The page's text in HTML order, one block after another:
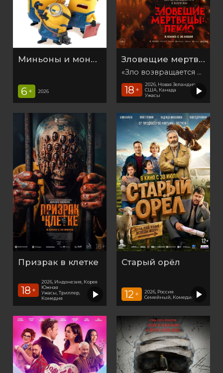
Миньоны и монстры (2026)
6 + 2026
Зловещие мертвецы: Пекло
«Зло возвращается к корням»
18 +
2026, Новая Зеландия,
США, Канада
Ужасы
Призрак в клетке
18 +
2026, Индонезия, Корея
Южная
Ужасы, Триллер,
Комедия
Старый орёл
12 +
2026, Россия
Семейный, Комедия